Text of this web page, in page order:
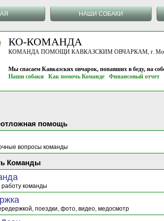
НАШИ СОБАКИ
КО-КОМАНДА
КОМАНДА ПОМОЩИ КАВКАЗСКИМ ОВЧАРКАМ, г.
Мы спасаем Кавказских овчарок, попавших в беду, на
Наши собаки
Как помочь Команде Финансовый отчет
помощь
вопросы команды
Команды
команды
поездки, фото, видео, медосмотр